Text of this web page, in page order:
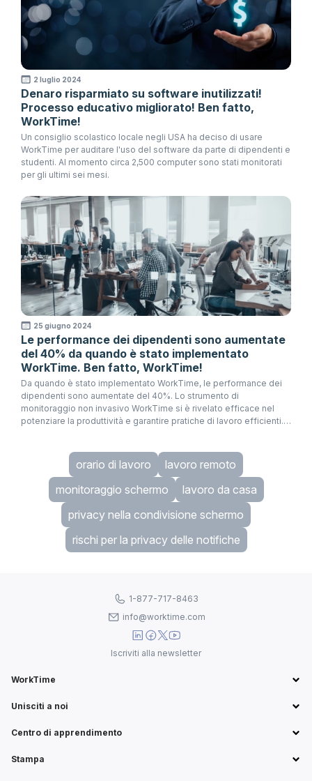
2 luglio 2024
Denaro risparmiato su software inutilizzati!
Processo educativo migliorato! Ben fatto,
WorkTime!
Un consiglio scolastico locale negli USA ha deciso di usare
WorkTime per auditare l'uso del software da parte di dipendenti e
studenti. Al momento circa 2,500 computer sono stati monitorati
per gli ultimi sei mesi.
25 giugno 2024
Le performance dei dipendenti sono aumentate
del 40% da quando è stato implementato
WorkTime. Ben fatto, WorkTime!
Da quando è stato implementato WorkTime, le performance dei
dipendenti sono aumentate del 40%. Lo strumento di
monitoraggio non invasivo WorkTime si è rivelato efficace nel
potenziare la produttività e garantire pratiche di lavoro efficienti.
orario di lavoro
lavoro remoto
monitoraggio schermo
lavoro da casa
privacy nella condivisione schermo
rischi per la privacy delle notifiche
WorkTime
Unisciti a noi
Centro di apprendimento
Stampa
1-877-717-8463
info@worktime.com
Iscriviti alla newsletter